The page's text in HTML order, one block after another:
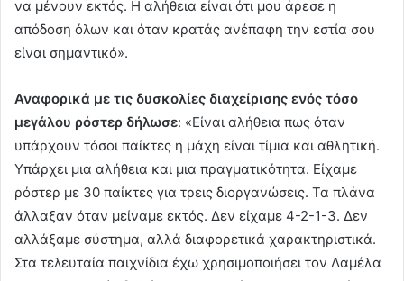
να μένουν εκτός. Η αλήθεια είναι ότι μου άρεσε η
απόδοση όλων και όταν κρατάς ανέπαφη την εστία σου
είναι σημαντικό».
Αναφορικά με τις δυσκολίες διαχείρισης ενός τόσο
μεγάλου ρόστερ δήλωσε: «Είναι αλήθεια πως όταν
υπάρχουν τόσοι παίκτες η μάχη είναι τίμια και αθλητική.
Υπάρχει μια αλήθεια και μια πραγματικότητα. Είχαμε
ρόστερ με 30 παίκτες για τρεις διοργανώσεις. Τα πλάνα
άλλαξαν όταν μείναμε εκτός. Δεν είχαμε 4-2-1-3. Δεν
αλλάξαμε σύστημα, αλλά διαφορετικά χαρακτηριστικά.
Στα τελευταία παιχνίδια έχω χρησιμοποιήσει τον Λαμέλα